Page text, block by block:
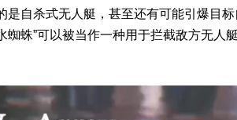
是自杀式无人艇，甚至还有可能引爆目
蜘蛛”可以被当作一种用于拦截敌方无人